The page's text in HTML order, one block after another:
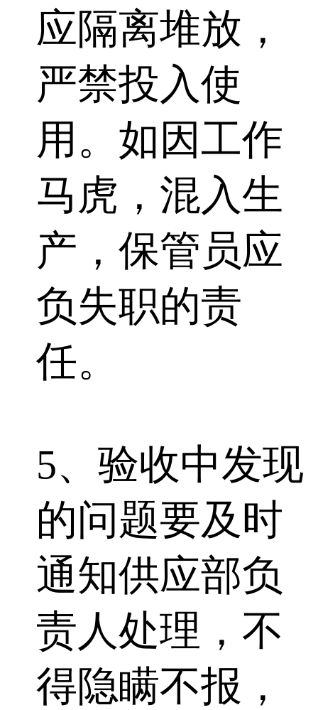
应隔离堆放，
严禁投入使
用。如因工作
马虎，混入生
产，保管员应
负失职的责
任。
5、验收中发现
的问题要及时
通知供应部负
责人处理，不
得隐瞒不报，